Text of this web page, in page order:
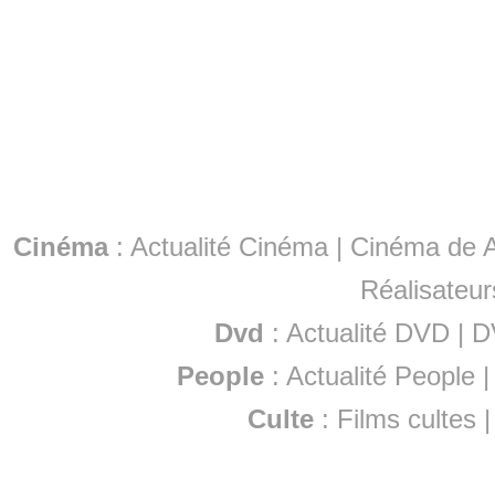
Cinéma: Actualité Cinéma | Cinéma de
Dvd : Actualité DVD |
People :Actualité People
Culte : Films cultes